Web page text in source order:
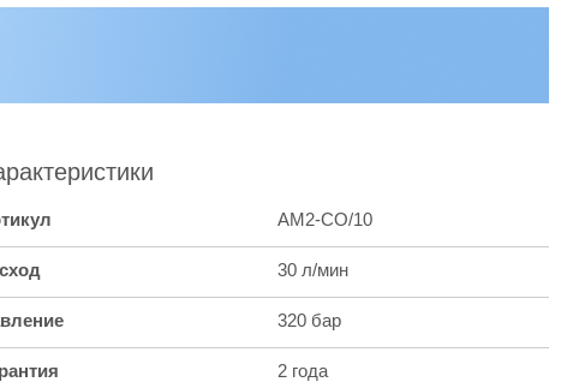
AM2-СO/10
30 л/мин
320 бар
2 года